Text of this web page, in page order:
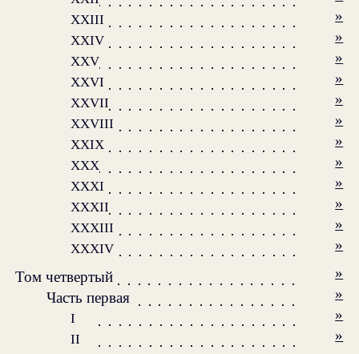
XXIII »
XXIV »
XXV »
XXVI »
XXVII »
XXVIII »
XXIX »
XXX »
XXXI »
XXXII »
XXXIII »
XXXIV
»
Том четвертый
»
Часть первая
»
I »
II »